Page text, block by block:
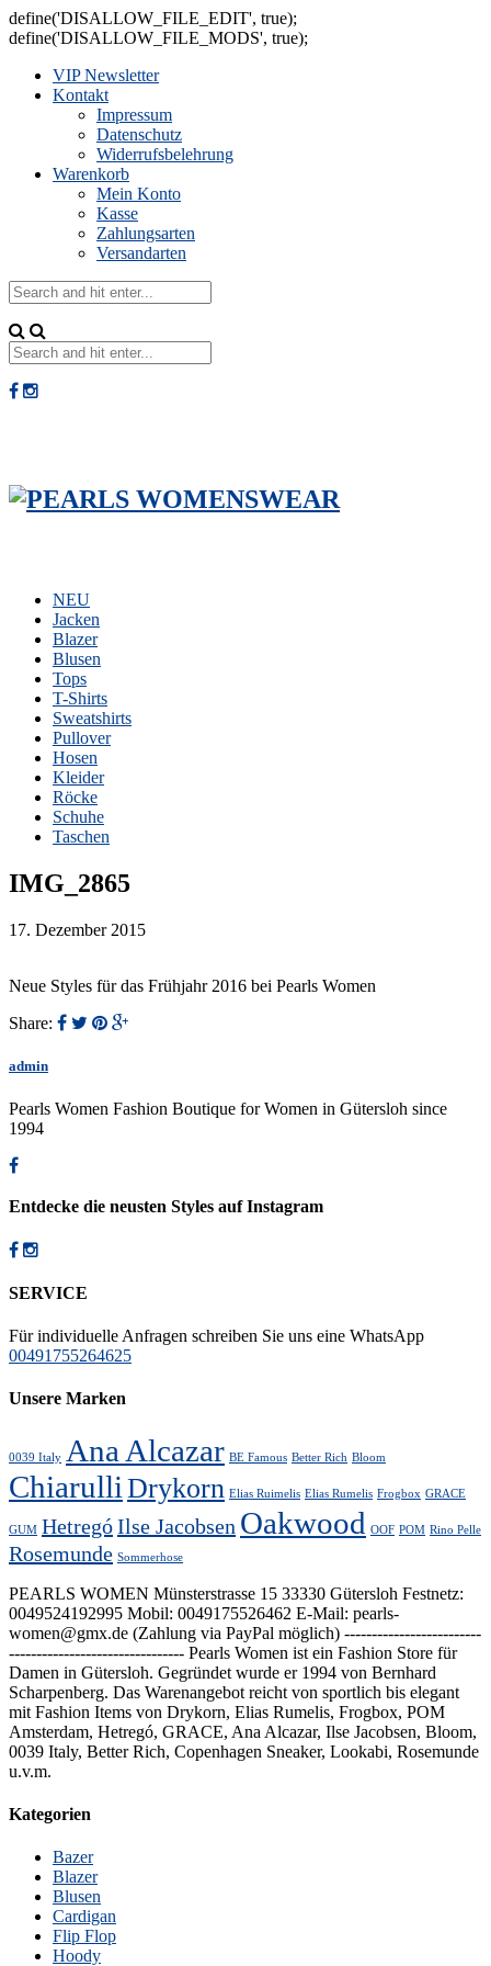
define('DISALLOW_FILE_EDIT', true);
define('DISALLOW_FILE_MODS', true);
VIP Newsletter
Kontakt
Impressum
Datenschutz
Widerrufsbelehrung
Warenkorb
Mein Konto
Kasse
Zahlungsarten
Versandarten
NEU
Jacken
Blazer
Blusen
Tops
T-Shirts
Sweatshirts
Pullover
Hosen
Kleider
Röcke
Schuhe
Taschen
IMG_2865
17. Dezember 2015
Neue Styles für das Frühjahr 2016 bei Pearls Women
Share:
admin
Pearls Women Fashion Boutique for Women in Gütersloh since
1994
Entdecke die neusten Styles auf Instagram
SERVICE
Für individuelle Anfragen schreiben Sie uns eine WhatsApp
00491755264625
Unsere Marken
0039 Italy Ana Alcazar BE Famous Better Rich Bloom
Chiarulli Drykorn Elias Ruimelis Elias Rumelis Frogbox GRACE
GUM HetregóIlse Jacobsen Oakwood OOF POM Rino Pelle
Rosemunde Sommerhose
PEARLS WOMEN Münsterstrasse 15 33330 Gütersloh Festnetz:
0049524192995 Mobil: 0049175526462 E-Mail: pearls-
women@gmx.de (Zahlung via PayPal möglich) -------------------------
-------------------------------- Pearls Women ist ein Fashion Store für
Damen in Gütersloh. Gegründet wurde er 1994 von Bernhard
Scharpenberg. Das Warenangebot reicht von sportlich bis elegant
mit Fashion Items von Drykorn, Elias Rumelis, Frogbox, POM
Amsterdam, Hetregó, GRACE, Ana Alcazar, Ilse Jacobsen, Bloom,
0039 Italy, Better Rich, Copenhagen Sneaker, Lookabi, Rosemunde
u.v.m.
Kategorien
Bazer
Blazer
Blusen
Cardigan
Flip Flop
Hoody